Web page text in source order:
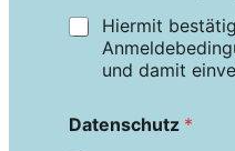
Hiermit
und damit
Datenschutz *